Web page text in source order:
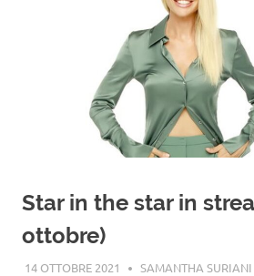
Star in the star in
ottobre)
14 OTTOBRE 2021
SAMANTHA